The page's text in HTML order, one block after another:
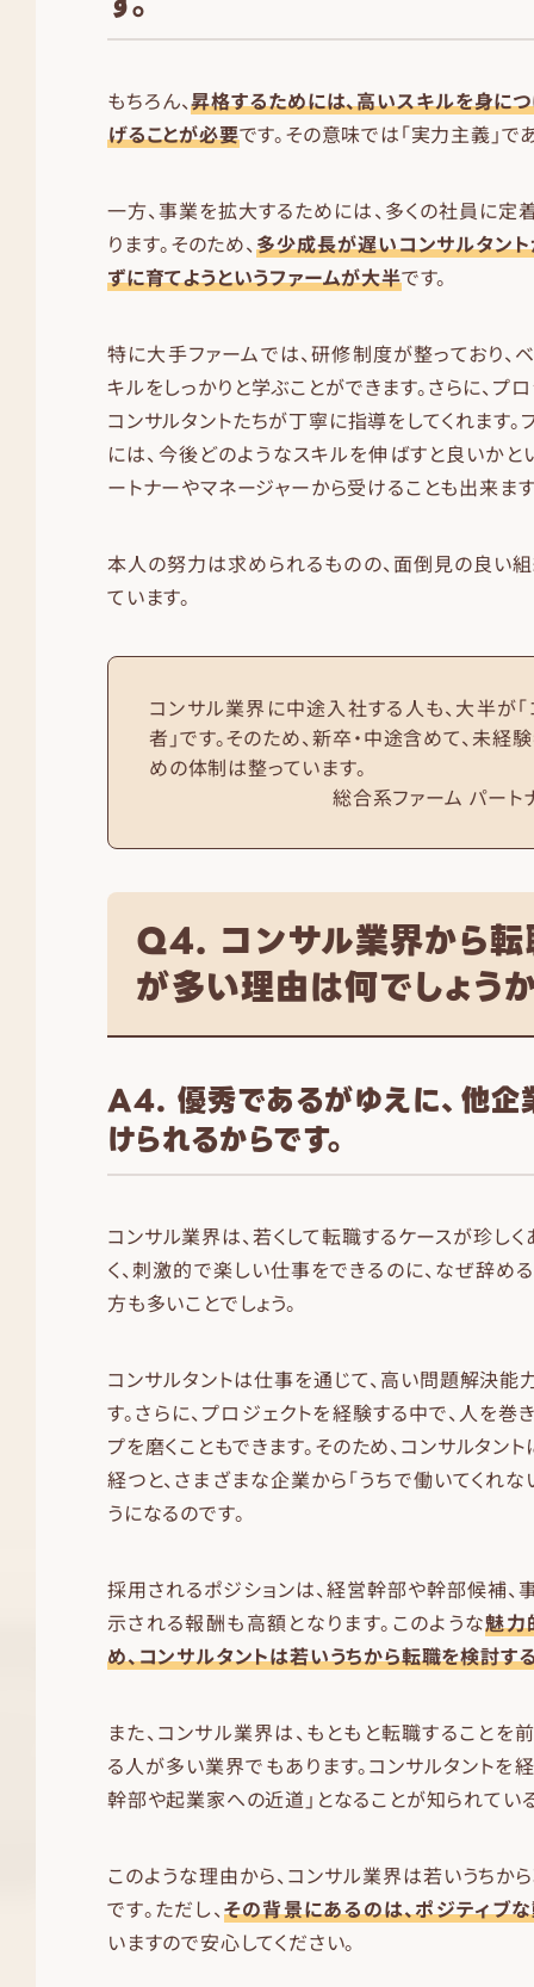
もちろん、昇格するためには、高いスキルを身に
げることが必要です。その意味では「実力主義」で
一方、事業を拡大するためには、多くの社員に定
ります。そのため、多少成長が遅いコンサルタント
ずに育てようというファームが大半です。
特に大手ファームでは、研修制度が整っており、
キルをしっかりと学ぶことができます。さらに、プ
コンサルタントたちが丁寧に指導をしてくれます
には、今後どのようなスキルを伸ばすと良いかと
ートナーやマネージャーから受けることも出来ます
本人の努力は求められるものの、面倒見の良い
ています。
コンサル業界に中途入社する人も、大半が
者」です。そのため、新卒・中途含めて、未経
めの体制は整っています。
総合系ファーム パート
Q4. コンサル業界から転
が多い理由は何でしょう
A4. 優秀であるがゆえに、他企
けられるからです。
コンサル業界は、若くして転職するケースが珍し
く、刺激的で楽しい仕事をできるのに、なぜ辞め
方も多いことでしょう。
コンサルタントは仕事を通じて、高い問題解決能
す。さらに、プロジェクトを経験する中で、人を
プを磨くこともできます。そのため、コンサルタン
経つと、さまざまな企業から「うちで働いてくれ
うになるのです。
採用されるポジションは、経営幹部や幹部候補、
示される報酬も高額となります。このような魅力
め、コンサルタントは若いうちから転職を検討す
また、コンサル業界は、もともと転職することを
る人が多い業界でもあります。コンサルタントを
幹部や起業家への近道」となることが知られてい
このような理由から、コンサル業界は若いうちか
です。ただし、その背景にあるのは、ポジティブ
いますので安心してください。